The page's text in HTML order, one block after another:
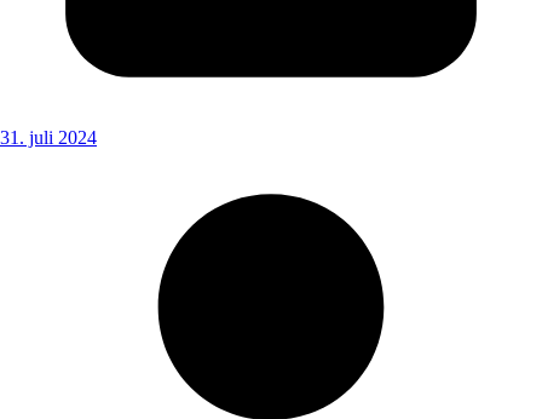
31. juli 2024